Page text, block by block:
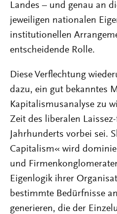
Landes – und genau an
jeweiligen nationalen
institutionellen
entscheidende Rolle.
Diese Verflechtung
dazu, ein gut bekanntes
Kapitalismusanalyse zu
Zeit des liberalen
Jahrhunderts vorbei sei.
Capitalism« wird
und
Eigenlogik ihrer
bestimmte Bedürfnisse
generieren, die der